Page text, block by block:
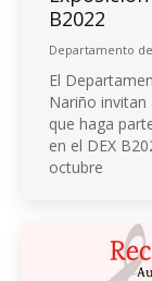
B2022
Departamento
El
Nariño
que haga
en el DEX
octubre